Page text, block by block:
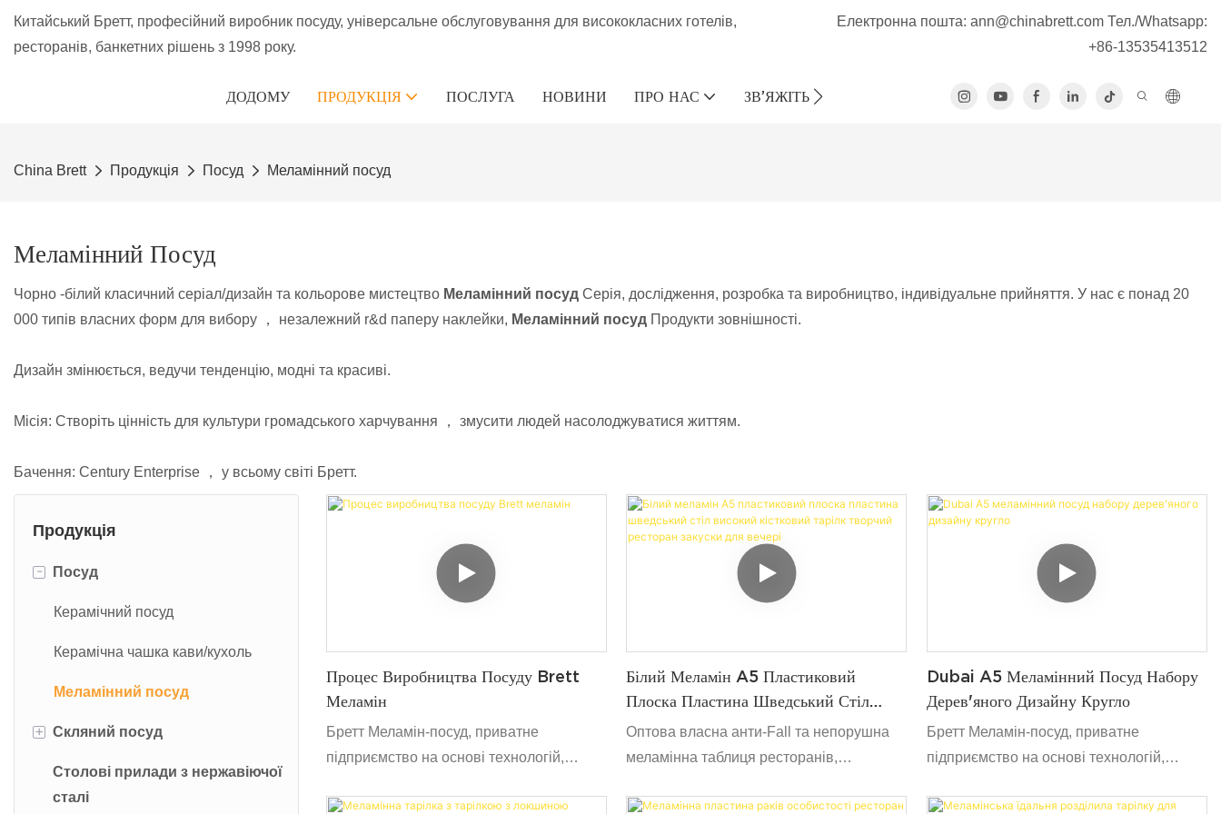
Китайський Бретт, професійний виробник посуду, універсальне обслуговування для висококласних готелів,
ресторанів, банкетних рішень з 1998 року.
Електронна пошта: ann@chinabrett.com Тел./Whatsapp:
+86-13535413512
ДОДОМУ ПРОДУКЦІЯ ПОСЛУГА НОВИНИ ПРО НАС ЗВ’ЯЖІТЬСЯ З НАМИ
China Brett Продукція Посуд Меламінний посуд
Меламінний Посуд
Чорно -білий класичний серіал/дизайн та кольорове мистецтво Меламінний посуд Серія, дослідження, розробка та виробництво, індивідуальне прийняття. У нас є понад 20
000 типів власних форм для вибору ， незалежний r&d паперу наклейки, Меламінний посуд Продукти зовнішності.
Дизайн змінюється, ведучи тенденцію, модні та красиві.
Місія: Створіть цінність для культури громадського харчування ， змусити людей насолоджуватися життям.
Бачення: Century Enterprise ， у всьому світі Бретт.
Продукція
- Посуд
Керамічний посуд
Керамічна чашка кави/кухоль
Меламінний посуд
+ Скляний посуд
Скляна чашка
Столові прилади з нержавіючої
сталі
Процес Виробництва Посуду Brett
Меламін
Бретт Меламін-посуд, приватне
підприємство на основі технологій,
розробку, виготовлення та продаж
Білий Меламін A5 Пластиковий
Плоска Пластина Шведський Стіл
Високий Кістковий Тарілк Творчий
Ресторан Закуски Для Вечері
Оптова власна анти-Fall та непорушна
меламінна таблиця ресторанів,
Потовщений меламінний матеріал A5,
Dubai A5 Меламінний Посуд Набору
Дерев'яного Дизайну Кругло
Бретт Меламін-посуд, приватне
підприємство на основі технологій,
розробку, виробництво посуду. Наша